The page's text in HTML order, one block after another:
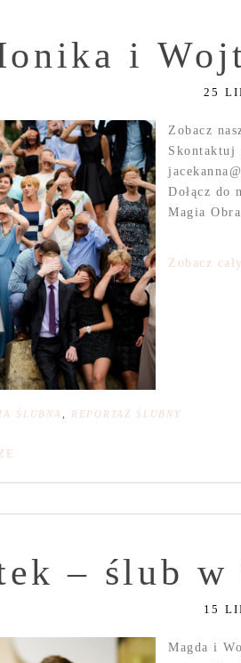
i
25
Zobacz
Skontaktuj
Dołącz do
Magia
Zobacz
ŚLUBNA REPORTAŻ ŚLUBNY
– ślub w
15
Magda i